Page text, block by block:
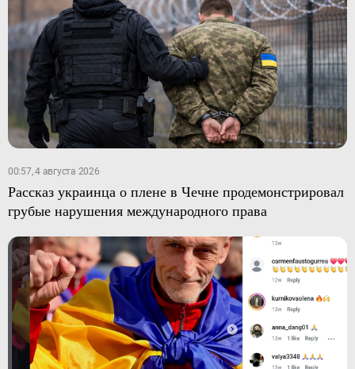
00:57, 4 августа 2026
Рассказ украинца о плене в Чечне продемонстрировал
грубые нарушения международного права